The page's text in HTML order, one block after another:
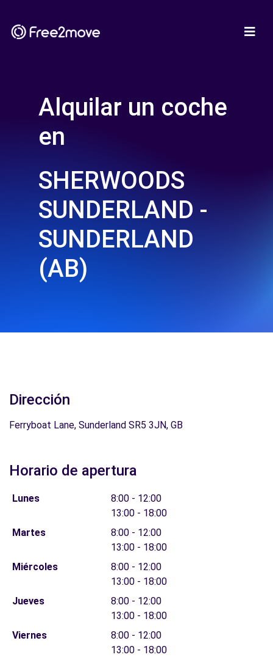
Alquilar un coche
en
SHERWOODS
SUNDERLAND -
SUNDERLAND
(AB)
Dirección
Ferryboat Lane, Sunderland SR5 3JN, GB
Horario de apertura
Lunes
8:00 - 12:00
13:00 - 18:00
Martes
8:00 - 12:00
13:00 - 18:00
Miércoles
8:00 - 12:00
13:00 - 18:00
Jueves
8:00 - 12:00
13:00 - 18:00
Viernes
8:00 - 12:00
13:00 - 18:00